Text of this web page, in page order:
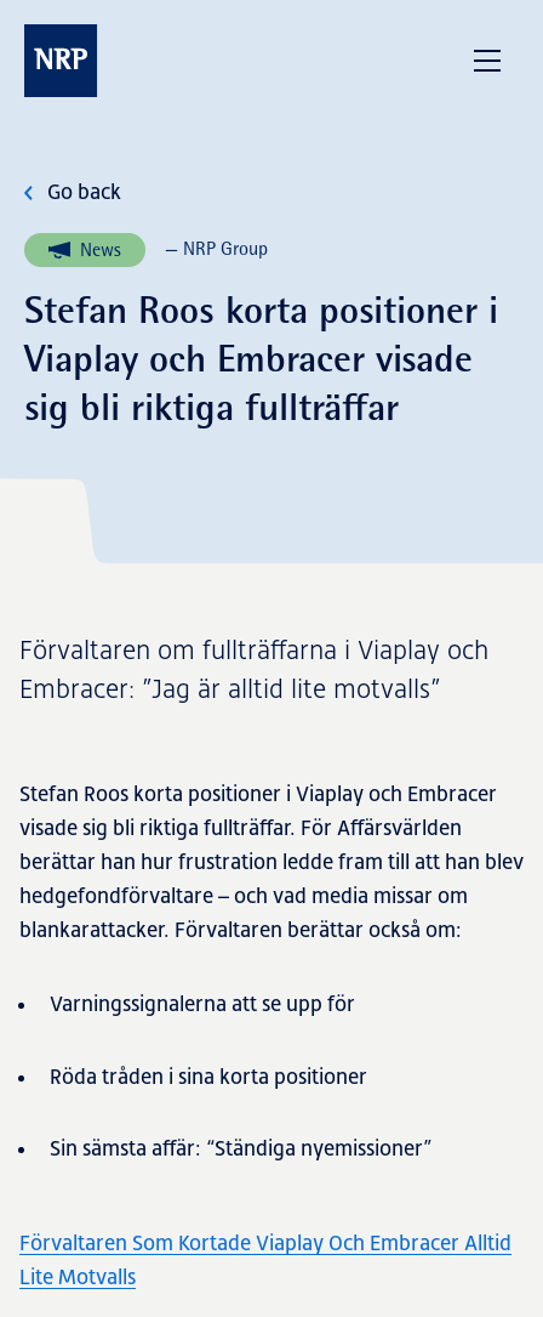
NRP Menu
Go back
News — NRP Group
Stefan Roos korta positioner i
Viaplay och Embracer visade
sig bli riktiga fullträffar
Förvaltaren om fullträffarna i Viaplay och
Embracer: ”Jag är alltid lite motvalls”
Stefan Roos korta positioner i Viaplay och Embracer
visade sig bli riktiga fullträffar. För Affärsvärlden
berättar han hur frustration ledde fram till att han blev
hedgefondförvaltare – och vad media missar om
blankarattacker. Förvaltaren berättar också om:
Varningssignalerna att se upp för
Röda tråden i sina korta positioner
Sin sämsta affär: “Ständiga nyemissioner”
Förvaltaren Som Kortade Viaplay Och Embracer Alltid
Lite Motvalls